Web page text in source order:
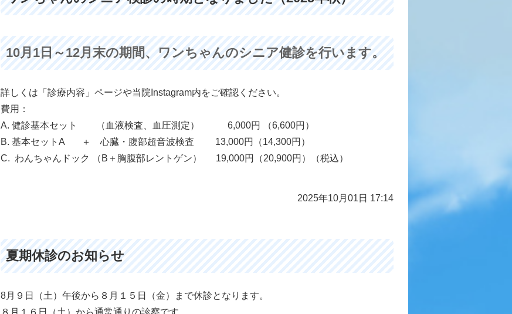
10月1日～12月末の期間、ワンちゃんのシニア健診を行います。
詳しくは「診療内容」ページや当院Instagram内をご確認ください。
費用：
A. 健診基本セット （血液検査、血圧測定） 6,000円 （6,600円）
B. 基本セットA ＋ 心臓・腹部超音波検査 13,000円（14,300円）
C. わんちゃんドック （B＋胸腹部レントゲン） 19,000円（20,900円）（税込）
2025年10月01日 17:14
夏期休診のお知らせ
8月９日（土）午後から８月１５日（金）まで休診となります。
８月１６日（土）から通常通りの診察です。